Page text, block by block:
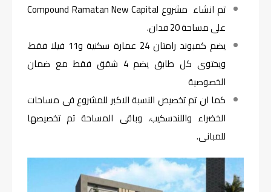
تم انشاء مشروع Compound Ramatan New Capital
على مساحة 20 فدان.
يضم كمبوند رامتان 24 عمارة سكنية و11 فيلا فقط،
ويحتوى كل طابق يضم 4 شقق فقط مع ضمان
الخصوصية
كما ان تم تخصيص النسبة الاكبر للمشروع فى مساحات
الخضراء واللندسكيب، وباقى المساحة تم تخصيصها
للمبانى.